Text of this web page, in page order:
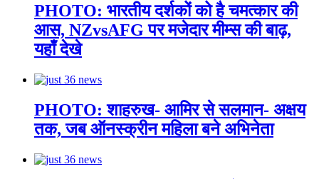
PHOTO: भारतीय दर्शकों को है चमत्कार की
आस, NZvsAFG पर मजेदार मीम्स की बाढ़,
यहाँ देखे
PHOTO: शाहरुख- आमिर से सलमान- अक्षय
तक, जब ऑनस्क्रीन महिला बने अभिनेता